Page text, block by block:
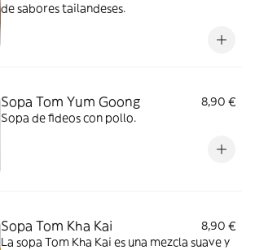
de sabores tailandeses.
Sopa Tom Yum Goong
8,90 €
Sopa de fideos con pollo.
Sopa Tom Kha Kai
8,90 €
La sopa Tom Kha Kai es una mezcla suave y